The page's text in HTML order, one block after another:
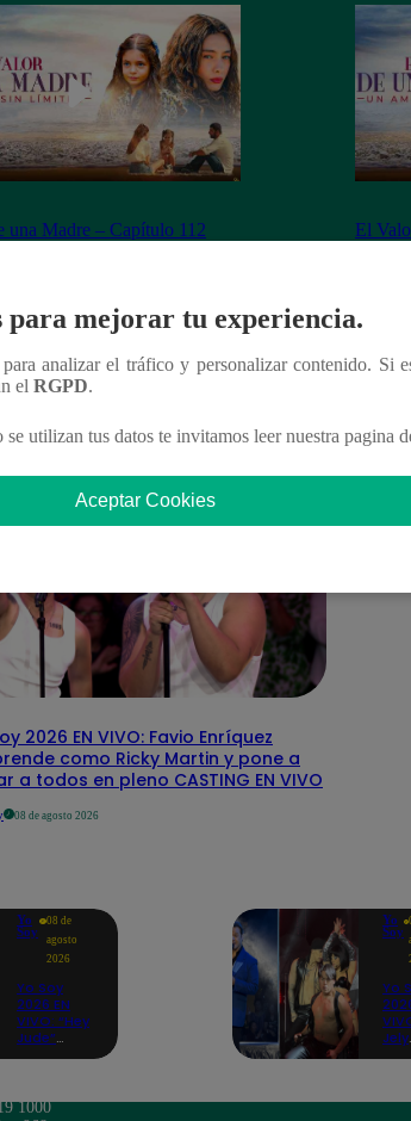
una Madre – Capítulo 112
El
2026 EN VIVO: Favio Enríquez
como Ricky Martin y pone a
a todos en pleno CASTING EN VIVO
08 de agosto 2026
Yo
Soy
08 de
agosto
2026
Yo Soy
2026 EN
VIVO: “Hey
Jude”
José
Yo
Soy
Yo
Jely
para mejorar tu experiencia.
analizar el tráfico y personalizar contenido. Si
el RGPD.
utilizan tus datos te invitamos leer nuestra pagina
Aceptar Cookies
1000